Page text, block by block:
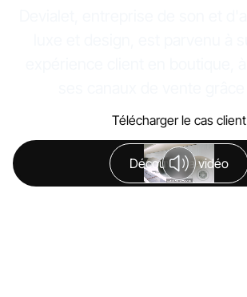
Télécharger le cas client
Découvrir la vidéo